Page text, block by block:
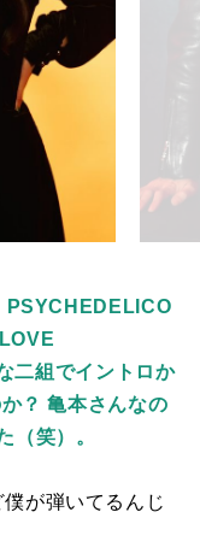
二組でイントロか
？ 亀本さんなの
（笑）。
が弾いてるんじ